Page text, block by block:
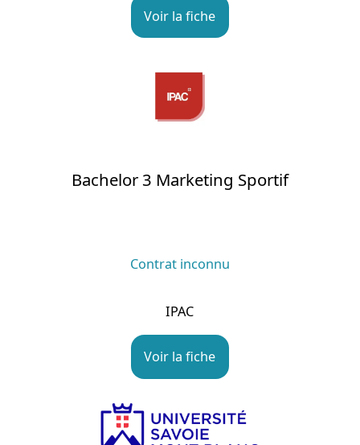
Voir la fiche
Bachelor 3 Marketing Sportif
Contrat inconnu
IPAC
Voir la fiche